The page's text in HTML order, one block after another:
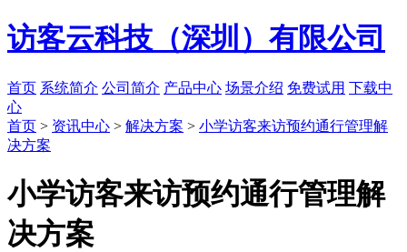
访客云科技（深圳）有限公司
首页 系统简介 公司简介 产品中心 场景介绍 免费试用 下载中
心
首页 > 资讯中心 > 解决方案 > 小学访客来访预约通行管理解
决方案
小学访客来访预约通行管理解
决方案